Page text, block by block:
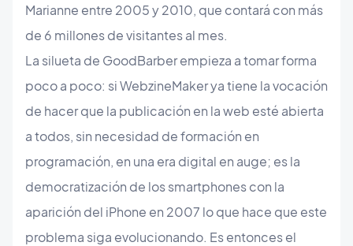
Marianne entre 2005 y 2010, que contará con más
de 6 millones de visitantes al mes.
La silueta de GoodBarber empieza a tomar forma
poco a poco: si WebzineMaker ya tiene la vocación
de hacer que la publicación en la web esté abierta
a todos, sin necesidad de formación en
programación, en una era digital en auge; es la
democratización de los smartphones con la
aparición del iPhone en 2007 lo que hace que este
problema siga evolucionando. Es entonces el